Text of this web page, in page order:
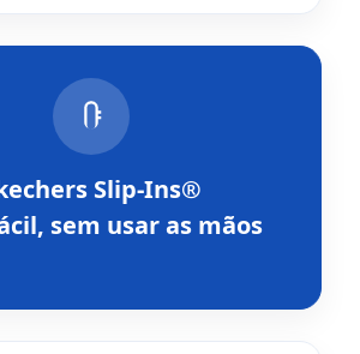
Slip-Ins®
sem usar as mãos